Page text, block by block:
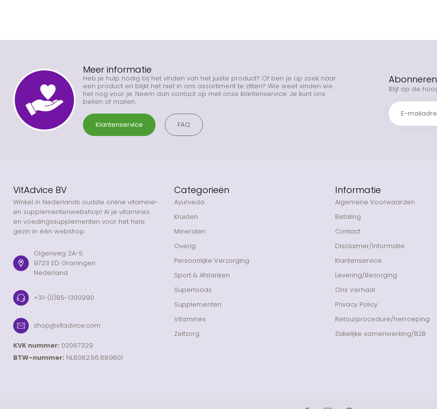
Meer informatie
Heb je hulp nodig bij het vinden van het juiste product? Of ben je op zoek naar
een product en blijkt het niet in ons assortiment te zitten? Wie weet vinden we
het nog voor je. Neem dan contact op met onze klantenservice. Je kunt ons
bellen of mailen.
Klantenservice FAQ
Blijf op de
VitAdvice BV
Winkel in Nederlands oudste online vitamine-
en supplementenwebshop! Al je vitamines
en voedingssupplementen voor het hele
gezin in één webshop.
Olgerweg 2A-5
9723 ED Groningen
Nederland
+31-(0)85-1300990
shop@vitadvice.com
KVK nummer: 02067329
BTW-nummer: NL8082.56.889B01
Categorieën
Ayurveda
Kruiden
Mineralen
Overig
Persoonlijke Verzorging
Sport & Afslanken
Superfoods
Supplementen
Vitamines
Zelfzorg
Informatie
Algemene Voorwaarden
Betaling
Contact
Disclaimer/Informatie
Klantenservice
Levering/Bezorging
Ons Verhaal
Privacy Policy
Retourprocedure/herroeping
Zakelijke samenwerking/B2B